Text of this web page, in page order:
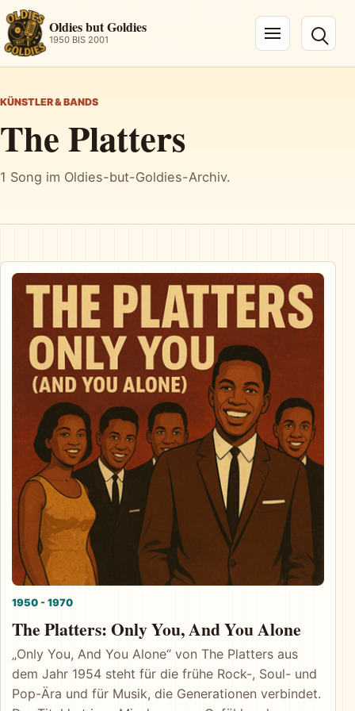
Oldies but Goldies
1950 BIS 2001
Navigation öffnen
KÜNSTLER & BANDS
The Platters
1 Song im Oldies-but-Goldies-Archiv.
1950 - 1970
The Platters: Only You, And You Alone
„Only You, And You Alone“ von The Platters aus
dem Jahr 1954 steht für die frühe Rock-, Soul- und
Pop-Ära und für Musik, die Generationen verbindet.